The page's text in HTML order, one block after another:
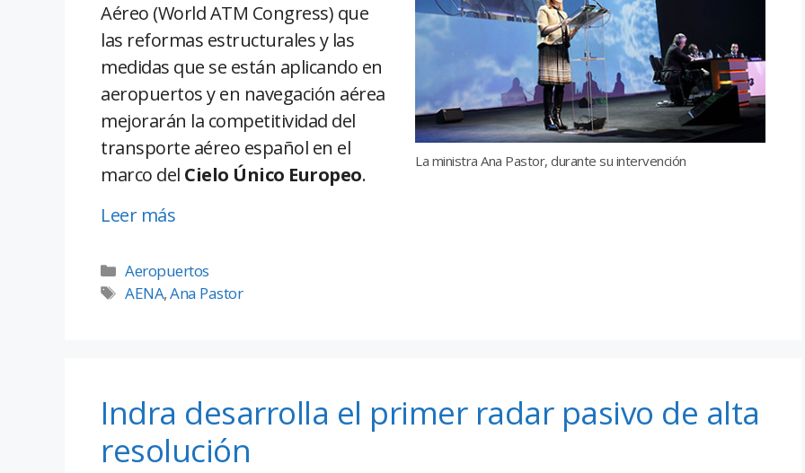
La ministra Ana Pastor, durante su intervención
Aéreo (World ATM Congress) que
las reformas estructurales y las
medidas que se están aplicando en
aeropuertos y en navegación aérea
mejorarán la competitividad del
transporte aéreo español en el
marco del Cielo Único Europeo.
Leer más
Aeropuertos
AENA,Ana Pastor
Indra desarrolla el primer radar pasivo de alta
resolución